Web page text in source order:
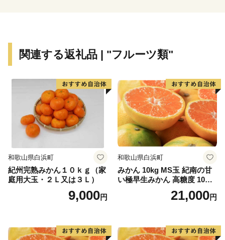
関連する返礼品 | "フルーツ類"
和歌山県白浜町
紀州完熟みかん１０ｋｇ（家
庭用大玉・２Ｌ又は３Ｌ）
9,000円
和歌山県白浜町
みかん 10kg MS玉 紀南の甘
い極早生みかん 高糖度 10月
以降発送 マルチ被覆栽培
21,000円